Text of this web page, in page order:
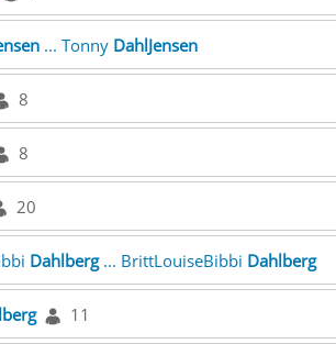
... Tonny DahlJensen
8
8
20
Dahlberg... BrittLouiseBibbi Dahlberg
11